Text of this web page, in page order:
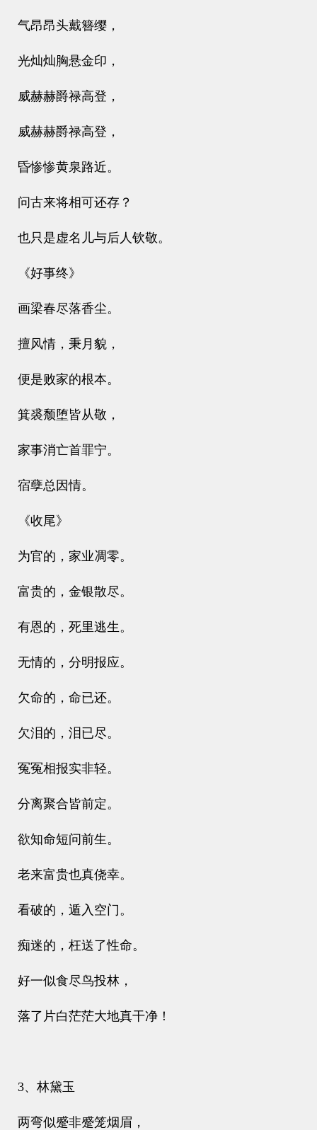
气昂昂头戴簪缨，
光灿灿胸悬金印，
威赫赫爵禄高登，
威赫赫爵禄高登，
昏惨惨黄泉路近。
问古来将相可还存？
也只是虚名儿与后人钦敬。
《好事终》
画梁春尽落香尘。
擅风情，秉月貌，
便是败家的根本。
箕裘颓堕皆从敬，
家事消亡首罪宁。
宿孽总因情。
《收尾》
为官的，家业凋零。
富贵的，金银散尽。
有恩的，死里逃生。
无情的，分明报应。
欠命的，命已还。
欠泪的，泪已尽。
冤冤相报实非轻。
分离聚合皆前定。
欲知命短问前生。
老来富贵也真侥幸。
看破的，遁入空门。
痴迷的，枉送了性命。
好一似食尽鸟投林，
落了片白茫茫大地真干净！
3、林黛玉
两弯似蹙非蹙笼烟眉，